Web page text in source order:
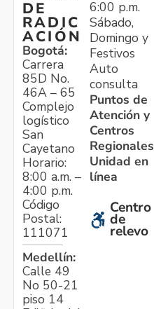
DE
RADIC
ACIÓN
Bogotá:
Carrera
85D No.
46A – 65
Complejo
logístico
San
Cayetano
Horario:
8:00 a.m. –
4:00 p.m.
Código
Postal:
111071
Medellín:
Calle 49
No 50-21
piso 14
6:00 p.m.
Sábado,
Domingo y
Festivos
Auto
consulta
Puntos de
Atención y
Centros
Regionales
Unidad en
línea
Centro
de
relevo